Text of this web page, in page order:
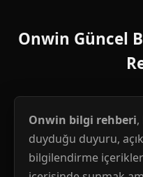
Onwin Güncel
Onwin bilgi rehberi,
duyduğu duyuru,
bilgilendirme